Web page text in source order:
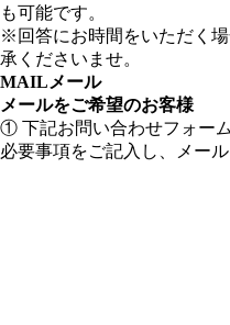
も可能です。
※回答にお時間をいただく
承くださいませ。
MAIL メール
メールをご希望のお客様
① 下記お問い合わせフォーム
必要事項をご記入し、メー